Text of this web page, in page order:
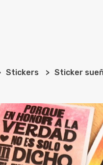
Stickers Sticker